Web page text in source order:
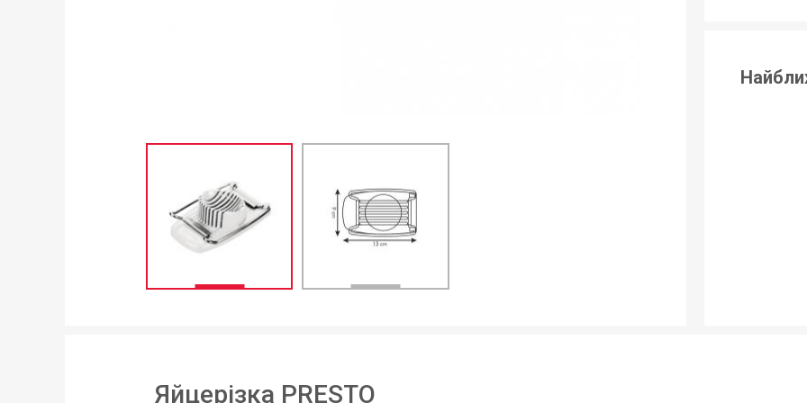
Яйцерізка PRESTO